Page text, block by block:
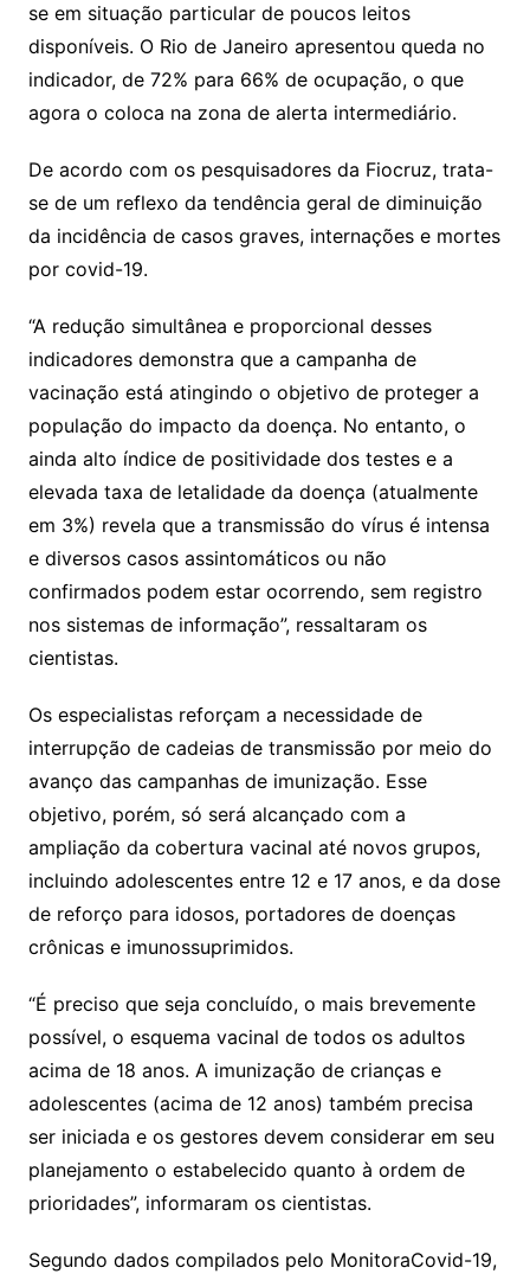
se em situação particular de poucos leitos
disponíveis. O Rio de Janeiro apresentou queda no
indicador, de 72% para 66% de ocupação, o que
agora o coloca na zona de alerta intermediário.
De acordo com os pesquisadores da Fiocruz, trata-
se de um reflexo da tendência geral de diminuição
da incidência de casos graves, internações e mortes
por covid-19.
“A redução simultânea e proporcional desses
indicadores demonstra que a campanha de
vacinação está atingindo o objetivo de proteger a
população do impacto da doença. No entanto, o
ainda alto índice de positividade dos testes e a
elevada taxa de letalidade da doença (atualmente
em 3%) revela que a transmissão do vírus é intensa
e diversos casos assintomáticos ou não
confirmados podem estar ocorrendo, sem registro
nos sistemas de informação”, ressaltaram os
cientistas.
Os especialistas reforçam a necessidade de
interrupção de cadeias de transmissão por meio do
avanço das campanhas de imunização. Esse
objetivo, porém, só será alcançado com a
ampliação da cobertura vacinal até novos grupos,
incluindo adolescentes entre 12 e 17 anos, e da dose
de reforço para idosos, portadores de doenças
crônicas e imunossuprimidos.
“É preciso que seja concluído, o mais brevemente
possível, o esquema vacinal de todos os adultos
acima de 18 anos. A imunização de crianças e
adolescentes (acima de 12 anos) também precisa
ser iniciada e os gestores devem considerar em seu
planejamento o estabelecido quanto à ordem de
prioridades”, informaram os cientistas.
Segundo dados compilados pelo MonitoraCovid-19,